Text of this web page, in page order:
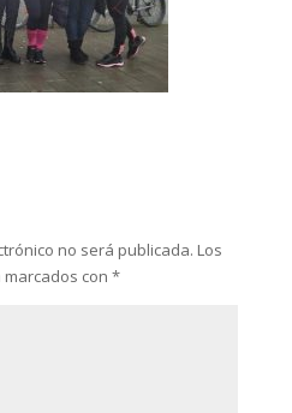
no será publicada. Los
con *